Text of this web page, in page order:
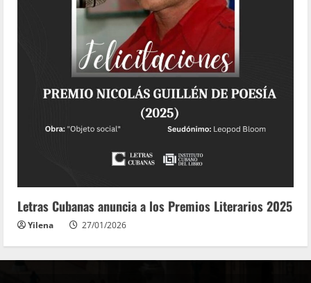
Letras Cubanas anuncia a los Premios Literarios 2025
Yilena 27/01/2026